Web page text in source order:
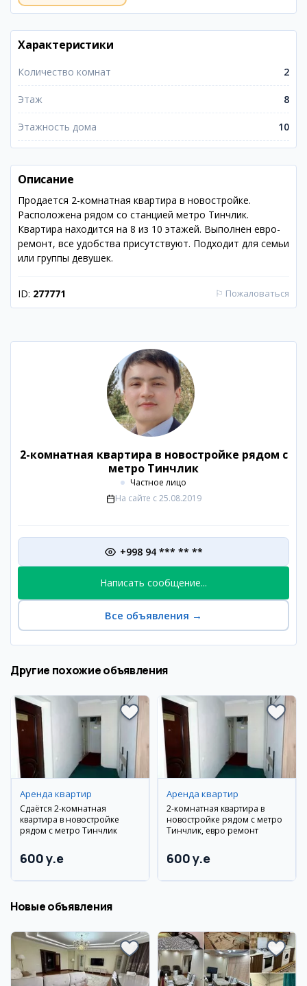
Характеристики
Количество комнат 2
Этаж 8
Этажность дома 10
Описание
Продается 2-комнатная квартира в новостройке.
Расположена рядом со станцией метро Тинчлик.
Квартира находится на 8 из 10 этажей. Выполнен евро-
ремонт, все удобства присутствуют. Подходит для семьи
или группы девушек.
ID: 277771 ⚐ Пожаловаться
2-комнатная квартира в новостройке рядом с
метро Тинчлик
Частное лицо
На сайте с 25.08.2019
+998 94 *** ** **
Написать сообщение...
Все объявления →
Другие похожие объявления
Аренда квартир
Сдаётся 2-комнатная
квартира в новостройке
рядом с метро Тинчлик
600 y.e
Аренда квартир
2-комнатная квартира в
новостройке рядом с метро
Тинчлик, евро ремонт
600 y.e
Новые объявления